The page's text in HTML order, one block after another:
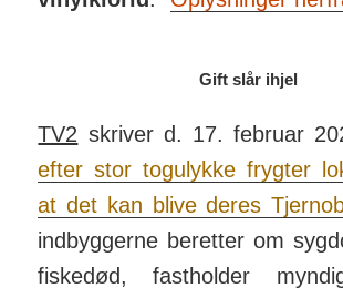
Gift slår ihjel
TV2 skriver d. 17. februar
efter stor tog­ulykke frygter
at det kan blive deres
ind­byg­gerne be­retter om
fiske­død, fast­holder